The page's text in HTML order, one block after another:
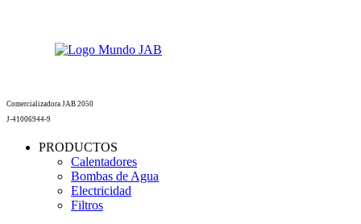
Comercializadora JAB 2050
J-41006944-9
PRODUCTOS
Calentadores
Bombas de Agua
Electricidad
Filtros